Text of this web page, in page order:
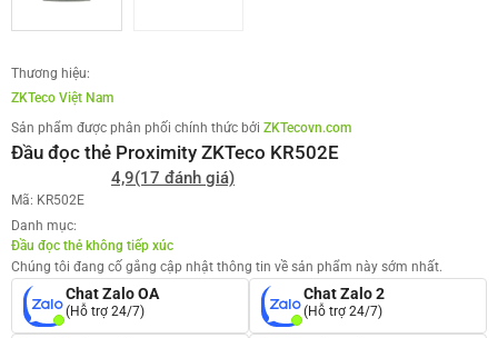
Thương hiệu:
ZKTeco Việt Nam
Sản phẩm được phân phối chính thức bởi ZKTecovn.com
Đầu đọc thẻ Proximity ZKTeco KR502E
4,9(17 đánh giá)
Mã: KR502E
Danh mục:
Đầu đọc thẻ không tiếp xúc
Chúng tôi đang cố gắng cập nhật thông tin về sản phẩm này sớm nhất.
Chat Zalo OA
(Hỗ trợ 24/7)
Chat Zalo 2
(Hỗ trợ 24/7)